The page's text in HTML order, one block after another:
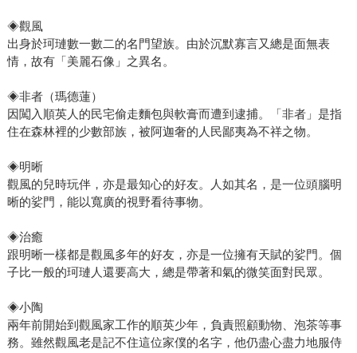
◈觀風
出身於珂璉數一數二的名門望族。由於沉默寡言又總是面無表
情，故有「美麗石像」之異名。
◈非者（瑪德蓮）
因闖入順英人的民宅偷走麵包與軟膏而遭到逮捕。「非者」是指
住在森林裡的少數部族，被阿迦奢的人民鄙夷為不祥之物。
◈明晰
觀風的兒時玩伴，亦是最知心的好友。人如其名，是一位頭腦明
晰的娑門，能以寬廣的視野看待事物。
◈治癒
跟明晰一樣都是觀風多年的好友，亦是一位擁有天賦的娑門。個
子比一般的珂璉人還要高大，總是帶著和氣的微笑面對民眾。
◈小陶
兩年前開始到觀風家工作的順英少年，負責照顧動物、泡茶等事
務。雖然觀風老是記不住這位家僕的名字，他仍盡心盡力地服侍